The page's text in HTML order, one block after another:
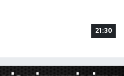
21:30